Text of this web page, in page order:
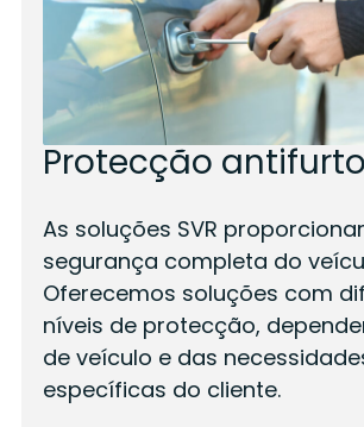
Protecção antifurto
As soluções SVR
segurança completa do
Oferecemos soluções com
níveis de protecção,
de veículo e das
específicas do cliente.